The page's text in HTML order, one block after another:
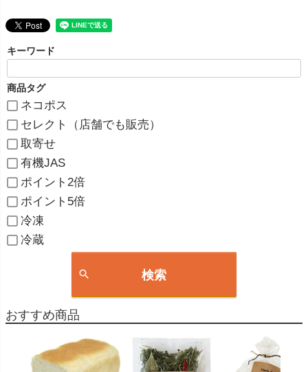
キーワード
商品タグ
ネコポス
セレクト（店舗でも販売）
取寄せ
有機JAS
ポイント2倍
ポイント5倍
冷凍
冷蔵
検索
おすすめ商品